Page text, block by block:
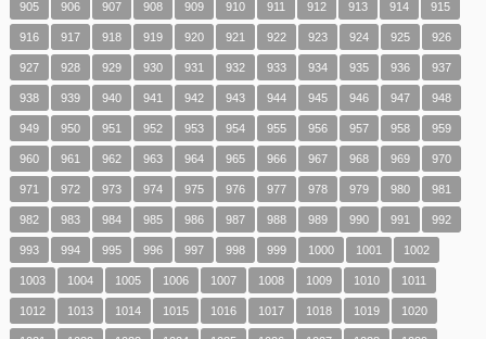
905 906 907 908 909 910 911 912 913 914 915
916 917 918 919 920 921 922 923 924 925 926
927 928 929 930 931 932 933 934 935 936 937
938 939 940 941 942 943 944 945 946 947 948
949 950 951 952 953 954 955 956 957 958 959
960 961 962 963 964 965 966 967 968 969 970
971 972 973 974 975 976 977 978 979 980 981
982 983 984 985 986 987 988 989 990 991 992
993 994 995 996 997 998 999 1000 1001 1002
1003 1004 1005 1006 1007 1008 1009 1010 1011
1012 1013 1014 1015 1016 1017 1018 1019 1020